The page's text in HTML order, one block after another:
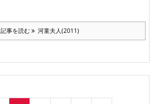
記事を読む 河童夫人(2011)